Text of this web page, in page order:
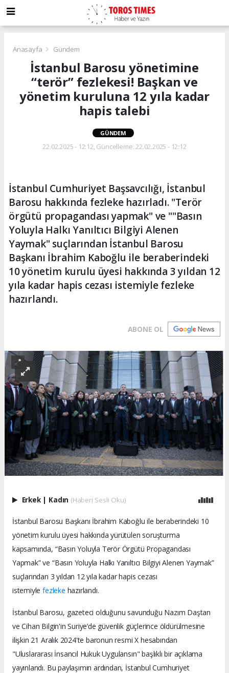
Anasayfa Gündem
İstanbul Barosu yönetimine
“terör” fezlekesi! Başkan ve
yönetim kuruluna 12 yıla kadar
hapis talebi
GÜNDEM
22.02.2025 - 12:12, Güncelleme: 22.02.2025 - 12:12
İstanbul Cumhuriyet Başsavcılığı, İstanbul
Barosu hakkında fezleke hazırladı. "Terör
örgütü propagandası yapmak" ve ""Basın
Yoluyla Halkı Yanıltıcı Bilgiyi Alenen
Yaymak" suçlarından İstanbul Barosu
Başkanı İbrahim Kaboğlu ile beraberindeki
10 yönetim kurulu üyesi hakkında 3 yıldan 12
yıla kadar hapis cezası istemiyle fezleke
hazırlandı.
ABONE OL
Erkek | Kadın (Haberi Sesli Oku)
İstanbul Barosu Başkanı İbrahim Kaboğlu ile beraberindeki 10
yönetim kurulu üyesi hakkında yürütülen soruşturma
kapsamında, “Basın Yoluyla Terör Örgütü Propagandası
Yapmak” ve “Basın Yoluyla Halkı Yanıltıcı Bilgiyi Alenen Yaymak”
suçlarından 3 yıldan 12 yıla kadar hapis cezası
istemiyle fezleke hazırlandı.
İstanbul Barosu, gazeteci olduğunu savunduğu Nazım Daştan
ve Cihan Bilgin'in Suriye’de güvenlik güçlerince öldürülmesine
ilişkin 21 Aralık 2024'te baronun resmi X hesabından
"Uluslararası İnsancıl Hukuk Uygulansın" başlıklı bir açıklama
yayınlandı. Bu paylaşımın ardından, İstanbul Cumhuriyet